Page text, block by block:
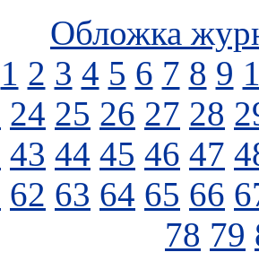
Обложка
1 2 3 4 5 6 7 8 9
24 25 26 27 28
43 44 45 46 47
62 63 64 65 66
78 79